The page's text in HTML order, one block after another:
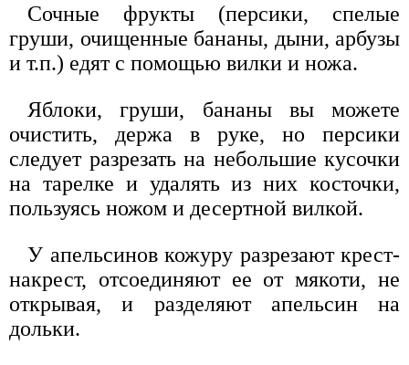
Сочные фрукты (персики, спелые
груши, очищенные бананы, дыни, арбузы
и т.п.) едят с помощью вилки и ножа.
Яблоки, груши, бананы вы можете
очистить, держа в руке, но персики
следует разрезать на небольшие кусочки
на тарелке и удалять из них косточки,
пользуясь ножом и десертной вилкой.
У апельсинов кожуру разрезают крест-
накрест, отсоединяют ее от мякоти, не
открывая, и разделяют апельсин на
дольки.